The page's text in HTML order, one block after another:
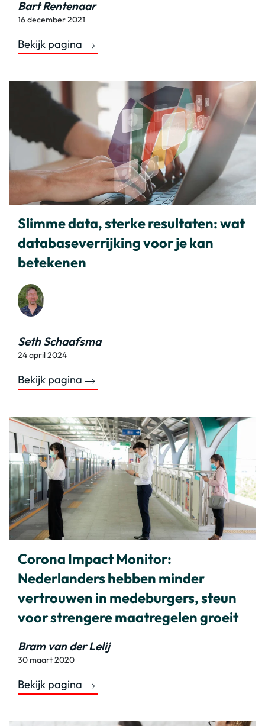
Bart Rentenaar
16 december 2021
Bekijk pagina
Slimme data, sterke resultaten: wat
databaseverrijking voor je kan
betekenen
Seth Schaafsma
24 april 2024
Bekijk pagina
Corona Impact Monitor:
Nederlanders hebben minder
vertrouwen in medeburgers, steun
voor strengere maatregelen groeit
Bram van der Lelij
30 maart 2020
Bekijk pagina